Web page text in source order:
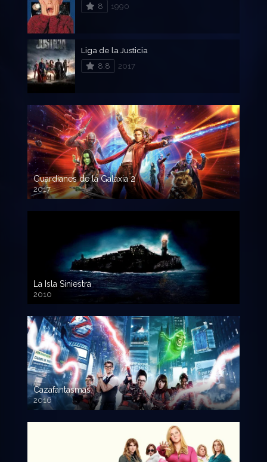
8
1990
Liga de la Justicia
8.8
2017
Guardianes de la Galaxia 2
2017
720p HD
La Isla Siniestra
2010
720p HD
Cazafantasmas
2016
720p HD